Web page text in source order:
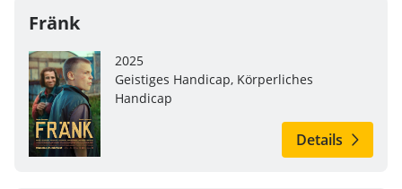
Fränk
2025
Geistiges Handicap, Körperliches
Handicap
Details